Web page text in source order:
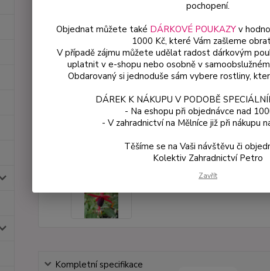
Kompletní specifikace
pochopení.
Objednat můžete také DÁRKOVÉ POUKAZYv
1000 Kč, které Vám zašleme
V případě zájmu můžete udělat radost dárkovým
uplatnit v e-shopu nebo osobně v samoobslužném
Obdarovaný si jednoduše sám vybere rostliny,
DÁREK K NÁKUPU V PODOBĚ
- Na eshopu při objednávce nad
- V zahradnictví na Mělníce již při nákupu
Těšíme se na Vaši návštěvu či
Kolektiv Zahradnictví Petro
Zavřít